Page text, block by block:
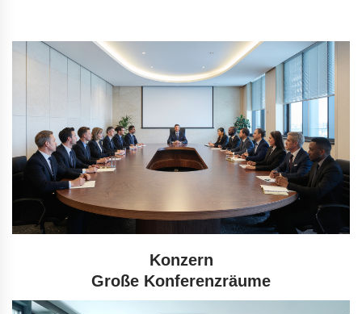
Konzern
Große Konferenzräume